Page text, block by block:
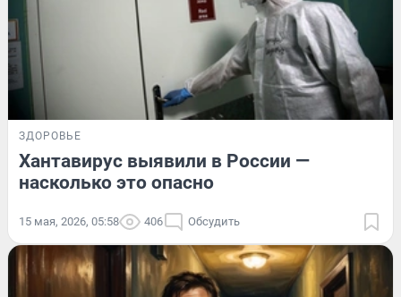
ЗДОРОВЬЕ
Хантавирус выявили в России —
насколько это опасно
15 мая, 2026, 05:58 406 Обсудить